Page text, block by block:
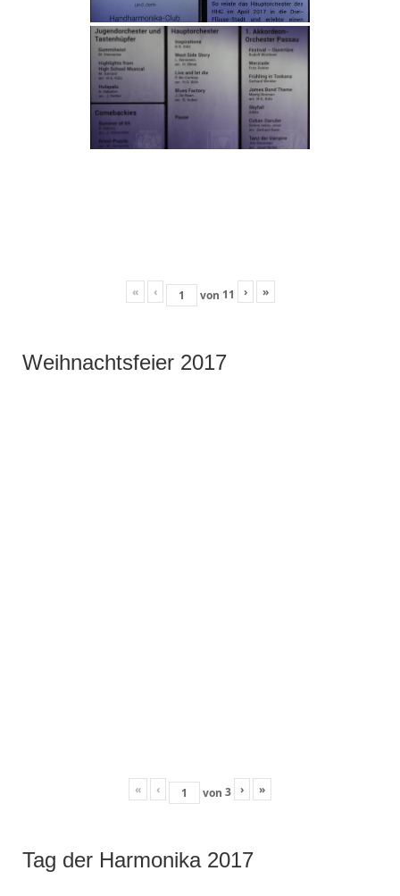
« ‹ von 11 › »
Weihnachtsfeier 2017
« ‹ von 3 › »
Tag der Harmonika 2017